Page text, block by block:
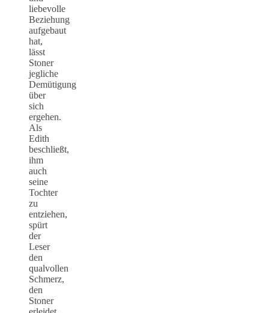
liebevolle
Beziehung
aufgebaut
hat,
lässt
Stoner
jegliche
Demütigung
über
sich
ergehen.
Als
Edith
beschließt,
ihm
auch
seine
Tochter
zu
entziehen,
spürt
der
Leser
den
qualvollen
Schmerz,
den
Stoner